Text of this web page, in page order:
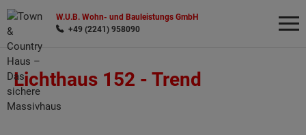
W.U.B. Wohn- und Bauleistungs GmbH
+49 (2241) 958090
Lichthaus 152 - Trend
Wonach möchten Sie suchen?